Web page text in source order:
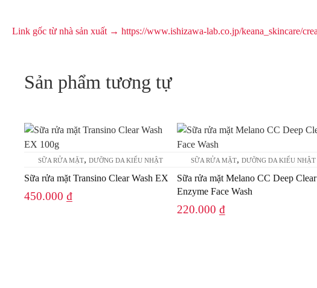
Link gốc từ nhà sản xuất
Sản phẩm tương tự
SỮA RỬA MẶT, DƯỠNG DA KIỂU NHẬT
Sữa rửa mặt Transino Clear Wash EX
450.000 ₫
SỮA RỬA MẶT, DƯỠNG DA KIỂU NHẬT
Sữa rửa mặt Melano CC Deep Clear
Enzyme Face Wash
220.000 ₫